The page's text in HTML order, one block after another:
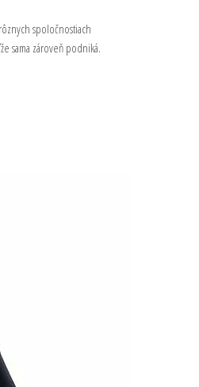
spoločnostiach
sama zároveň podniká.